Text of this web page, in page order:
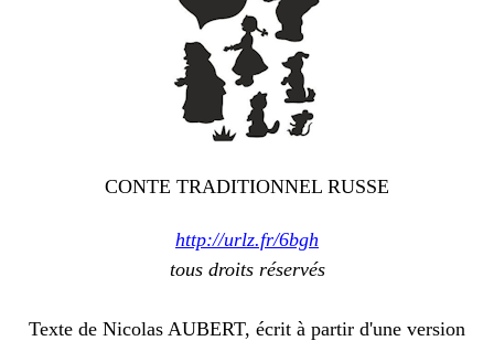
CONTE TRADITIONNEL RUSSE
http://urlz.fr/6bgh
tous droits réservés
Texte de Nicolas AUBERT, écrit à partir d'une version